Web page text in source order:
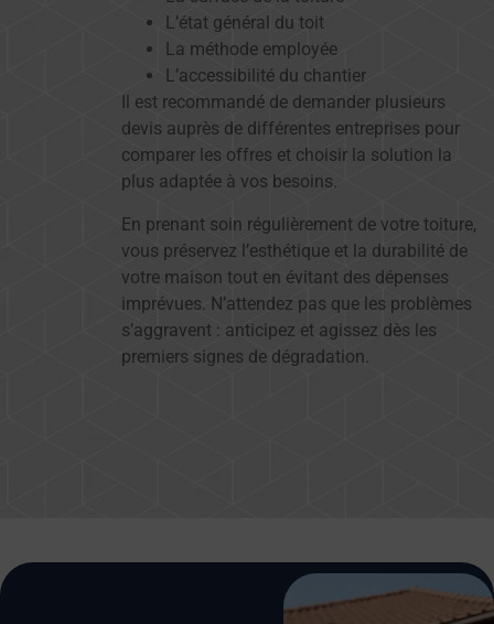
L’état général du toit
La méthode employée
L’accessibilité du chantier
Il est recommandé de demander plusieurs
devis auprès de différentes entreprises pour
comparer les offres et choisir la solution la
plus adaptée à vos besoins.
En prenant soin régulièrement de votre toiture,
vous préservez l’esthétique et la durabilité de
votre maison tout en évitant des dépenses
imprévues. N’attendez pas que les problèmes
s’aggravent : anticipez et agissez dès les
premiers signes de dégradation.